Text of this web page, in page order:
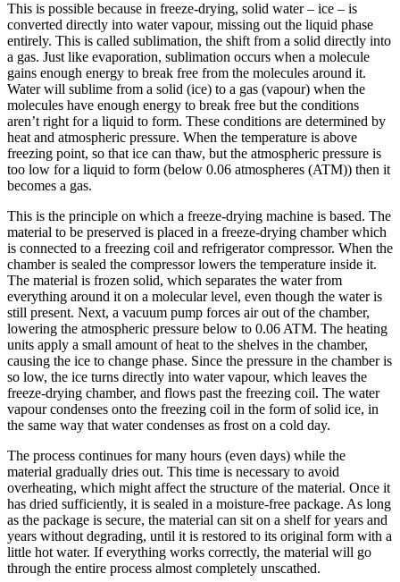
This is possible because in freeze-drying, solid water – ice – is
converted directly into water vapour, missing out the liquid phase
entirely. This is called sublimation, the shift from a solid directly into
a gas. Just like evaporation, sublimation occurs when a molecule
gains enough energy to break free from the molecules around it.
Water will sublime from a solid (ice) to a gas (vapour) when the
molecules have enough energy to break free but the conditions
aren’t right for a liquid to form. These conditions are determined by
heat and atmospheric pressure. When the temperature is above
freezing point, so that ice can thaw, but the atmospheric pressure is
too low for a liquid to form (below 0.06 atmospheres (ATM)) then it
becomes a gas.
This is the principle on which a freeze-drying machine is based. The
material to be preserved is placed in a freeze-drying chamber which
is connected to a freezing coil and refrigerator compressor. When the
chamber is sealed the compressor lowers the temperature inside it.
The material is frozen solid, which separates the water from
everything around it on a molecular level, even though the water is
still present. Next, a vacuum pump forces air out of the chamber,
lowering the atmospheric pressure below to 0.06 ATM. The heating
units apply a small amount of heat to the shelves in the chamber,
causing the ice to change phase. Since the pressure in the chamber is
so low, the ice turns directly into water vapour, which leaves the
freeze-drying chamber, and flows past the freezing coil. The water
vapour condenses onto the freezing coil in the form of solid ice, in
the same way that water condenses as frost on a cold day.
The process continues for many hours (even days) while the
material gradually dries out. This time is necessary to avoid
overheating, which might affect the structure of the material. Once it
has dried sufficiently, it is sealed in a moisture-free package. As long
as the package is secure, the material can sit on a shelf for years and
years without degrading, until it is restored to its original form with a
little hot water. If everything works correctly, the material will go
through the entire process almost completely unscathed.